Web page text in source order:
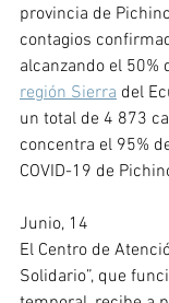
provincia de
contagios
alcanzando el 50%
región Sierra del
un total de 4 873
concentra el 95%
COVID-19 de
Junio, 14
El Centro de
Solidario”, que